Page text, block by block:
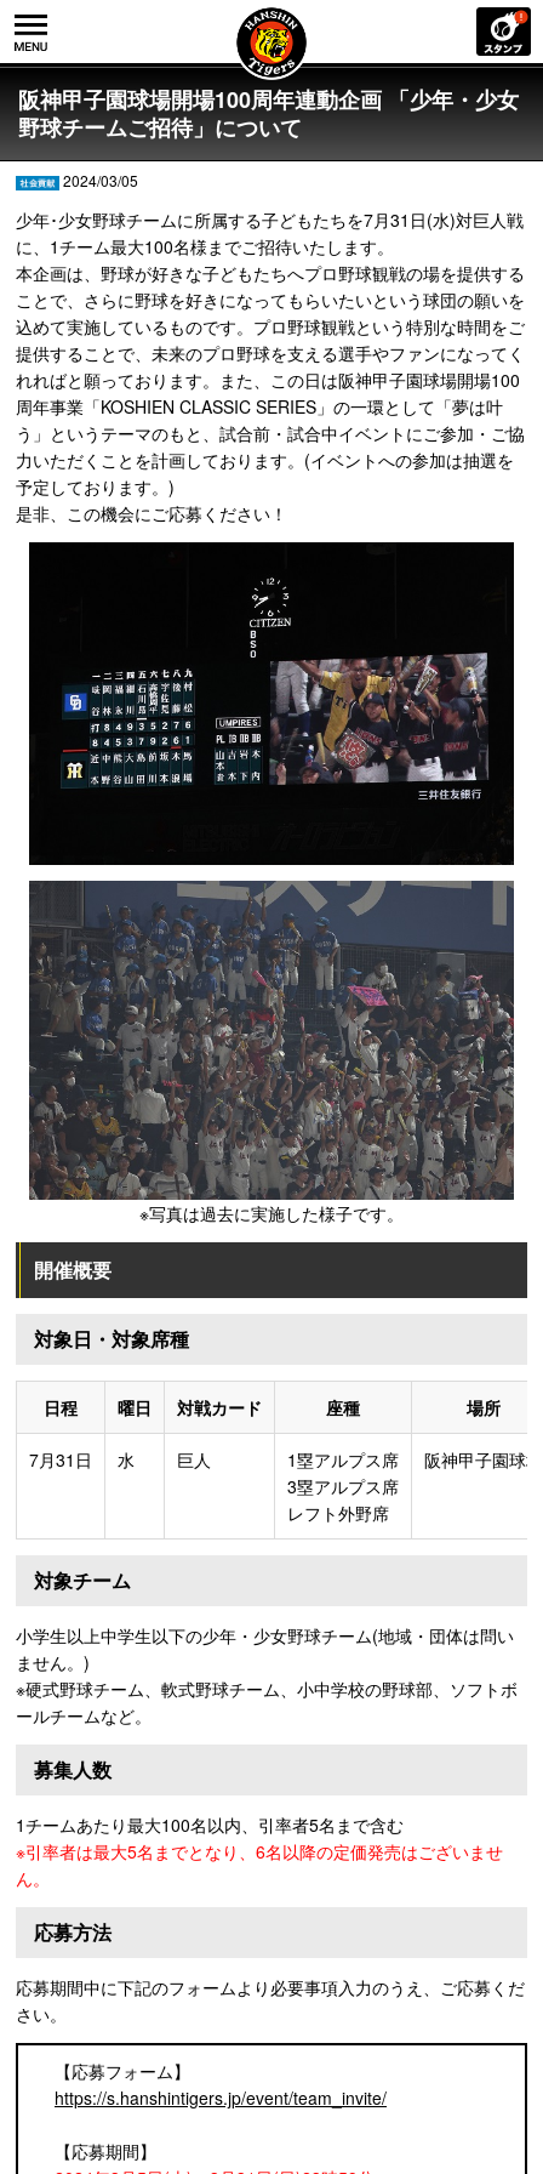
阪神甲子園球場開場100周年連動企画 「少年・少女
野球チームご招待」について
2024/03/05
少年･少女野球チームに所属する子どもたちを7月31日(水)対巨人戦
に、1チーム最大100名様までご招待いたします。
本企画は、野球が好きな子どもたちへプロ野球観戦の場を提供する
ことで、さらに野球を好きになってもらいたいという球団の願いを
込めて実施しているものです。プロ野球観戦という特別な時間をご
提供することで、未来のプロ野球を支える選手やファンになってく
れればと願っております。また、この日は阪神甲子園球場開場100
周年事業「KOSHIEN CLASSIC SERIES」の一環として「夢は叶
う」というテーマのもと、試合前・試合中イベントにご参加・ご協
力いただくことを計画しております。(イベントへの参加は抽選を
予定しております。)
是非、この機会にご応募ください！
※写真は過去に実施した様子です。
開催概要
対象日・対象席種
日程 曜日 対戦カード 座種 場所
7月31日 水 巨人
1塁アルプス席
3塁アルプス席
レフト外野席
阪神甲子園球場
対象チーム
小学生以上中学生以下の少年・少女野球チーム(地域・団体は問い
ません。)
※硬式野球チーム、軟式野球チーム、小中学校の野球部、ソフトボ
ールチームなど。
募集人数
1チームあたり最大100名以内、引率者5名まで含む
※引率者は最大5名までとなり、6名以降の定価発売はございませ
ん。
応募方法
応募期間中に下記のフォームより必要事項入力のうえ、ご応募くだ
さい。
【応募フォーム】
https://s.hanshintigers.jp/event/team_invite/
【応募期間】